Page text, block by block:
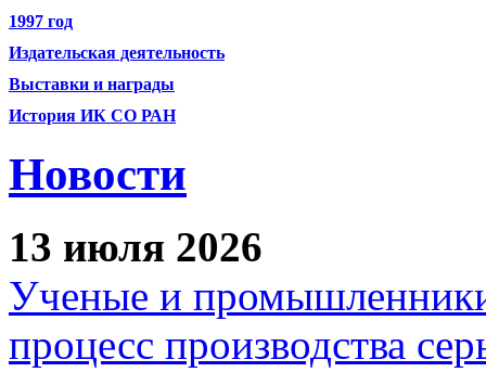
1997 год
Издательская деятельность
Выставки и награды
История ИК СО РАН
Новости
13 июля 2026
Ученые и
процесс производства